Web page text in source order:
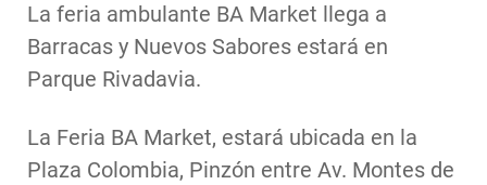
La feria ambulante BA Market llega a
Barracas y Nuevos Sabores estará en
Parque Rivadavia.
La Feria BA Market, estará ubicada en la
Plaza Colombia, Pinzón entre Av. Montes de